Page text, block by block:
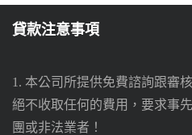
貸款注意事項
1. 本公司所提供免費諮詢跟審
絕不收取任何的費用，要求事
團或非法業者！